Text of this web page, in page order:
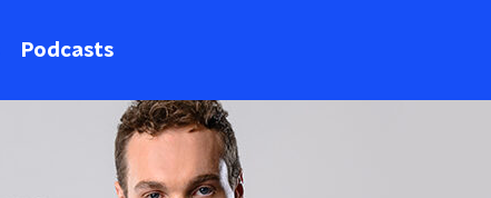
Podcasts